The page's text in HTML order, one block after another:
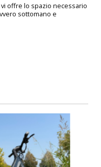
vi offre lo spazio necessario
sottomano e